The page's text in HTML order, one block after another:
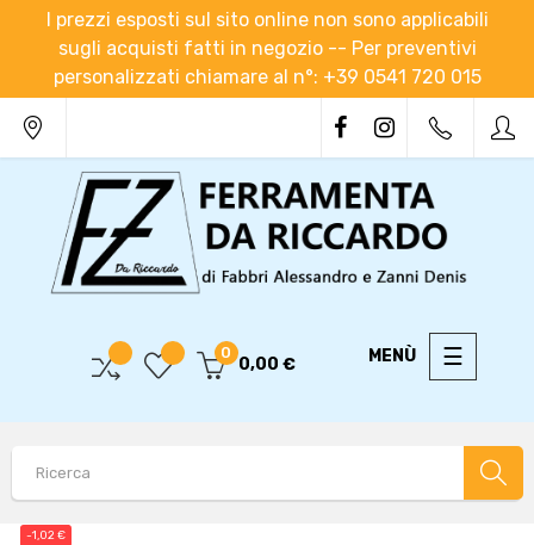
I prezzi esposti sul sito online non sono applicabili
sugli acquisti fatti in negozio -- Per preventivi
personalizzati chiamare al n°: +39 0541 720 015
Toggle
☰
0
0,00 €
-1,02 €